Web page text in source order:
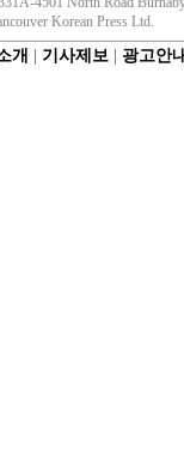
Korean Press Ltd.
개 기사제보 광고안